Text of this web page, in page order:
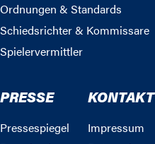
Ordnungen & Standards
Schiedsrichter & Kommissare
Spielervermittler
PRESSE
Pressespiegel
KONTAKT
Impressum